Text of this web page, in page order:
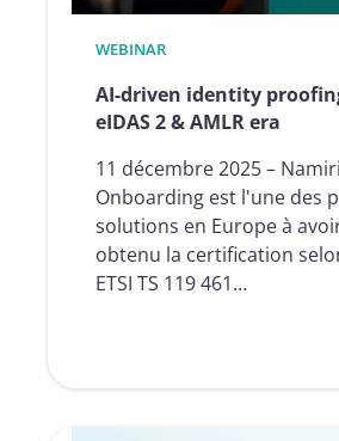
WEBINAR
AI-driven identity
eIDAS 2 & AMLR era
11 décembre 2025 –
Onboarding est l'une des
solutions en Europe à
obtenu la certification
ETSI TS 119 461…